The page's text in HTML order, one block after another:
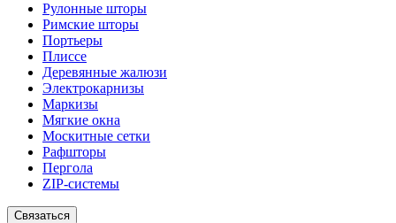
Рулонные шторы
Римские шторы
Портьеры
Плиссе
Деревянные жалюзи
Электрокарнизы
Маркизы
Мягкие окна
Москитные сетки
Рафшторы
Пергола
ZIP-системы
Связаться